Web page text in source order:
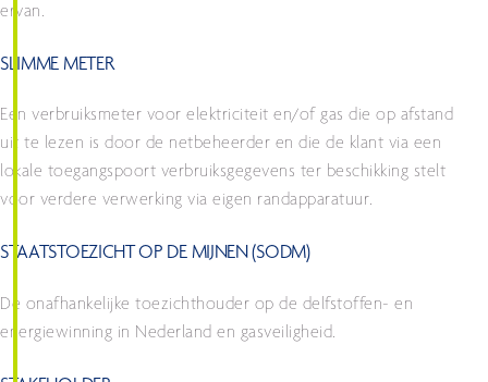
ervan.
SLIMME METER
Een verbruiksmeter voor elektriciteit en/of gas die op afstand
uit te lezen is door de netbeheerder en die de klant via een
lokale toegangspoort verbruiksgegevens ter beschikking stelt
voor verdere verwerking via eigen randapparatuur.
STAATSTOEZICHT OP DE MIJNEN (SODM)
De onafhankelijke toezichthouder op de delfstoffen- en
energiewinning in Nederland en gasveiligheid.